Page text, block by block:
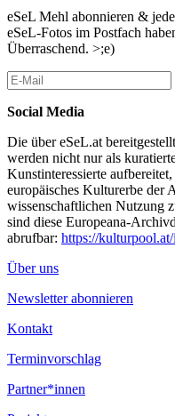
Vassilis H
Timothy Hull
Hew Locke
Christian Mayer
Kamau Amu Patton
Dirk van Saene
Jannis Varelas
Johannes Wohnseifer
Forschungsbericht (Christian
Das, was jeden Tag
Banale, das Alltägliche, das
das Gewöhnliche, das Infra-
Hintergrundgeräusch, das
bewusst werden, wie soll
… wir gehen, wir machen
hinunter, wir setzen uns an
uns in ein Bett um zu
Beschreiben Sie Ihre Straße.
Vergleichen Sie.
…
…
eSeL Mehl abonnieren &
eSeL-Fotos im Postfach
Überraschend. >;e)
Social Media
Die über eSeL.at
werden nicht nur als
Kunstinteressierte
europäisches Kulturerbe der
wissenschaftlichen Nutzung
sind diese Europeana-
abrufbar: https://
Über uns
Newsletter abonnieren
Kontakt
Terminvorschlag
Partner*innen